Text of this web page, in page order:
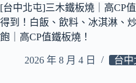
[台中北屯]三木鐵板燒｜高CP
得到！白飯、飲料、冰淇淋、
飽｜高CP值鐵板燒！
2026 年 8 月 4 日 台中